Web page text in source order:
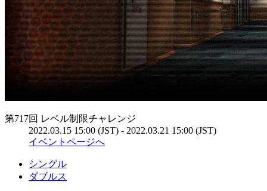
第717回 レベル制限チャレンジ
2022.03.15 15:00 (JST) - 2022.03.21 15:00 (JST)
イベントページへ
シングル
ダブルス